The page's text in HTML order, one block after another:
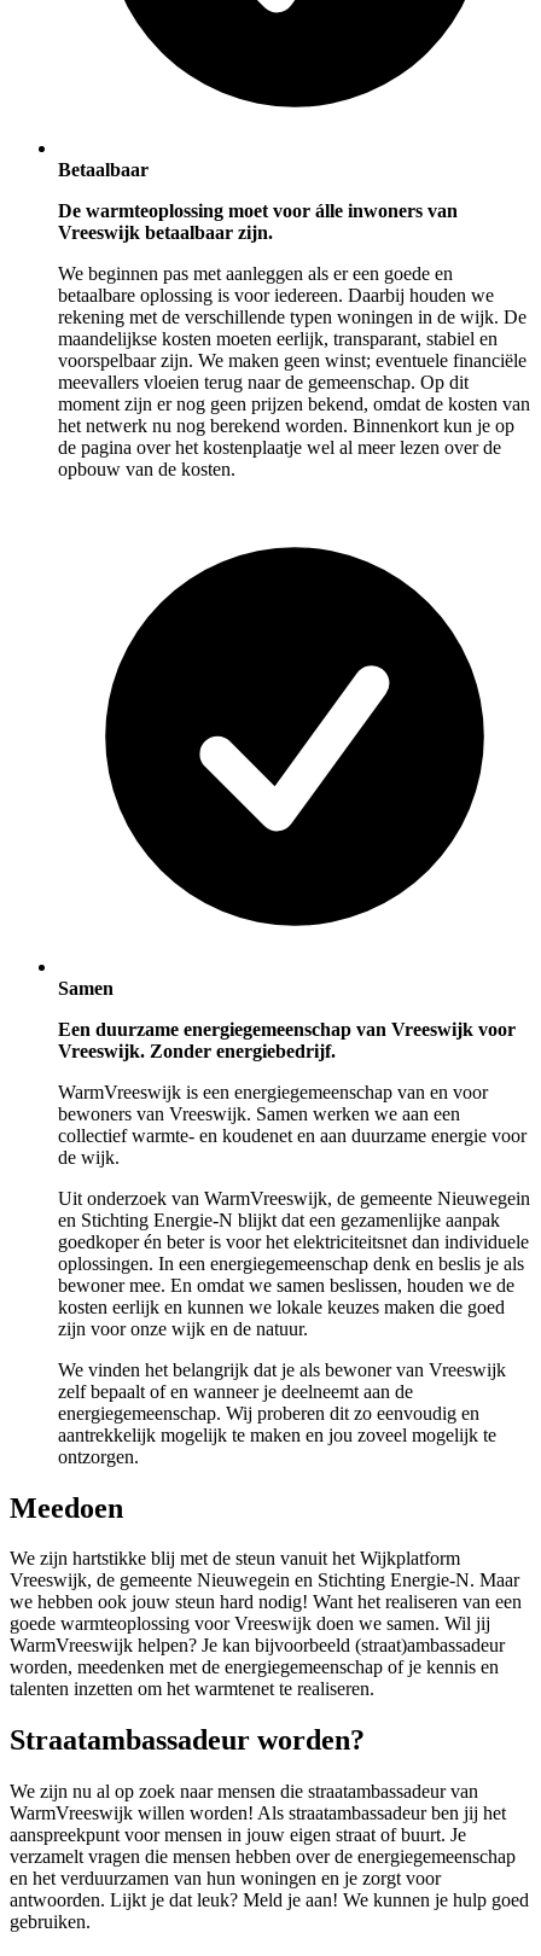
Betaalbaar
De warmteoplossing moet voor álle inwoners van
Vreeswijk betaalbaar zijn.
We beginnen pas met aanleggen als er een goede en
betaalbare oplossing is voor iedereen. Daarbij houden we
rekening met de verschillende typen woningen in de wijk. De
maandelijkse kosten moeten eerlijk, transparant, stabiel en
voorspelbaar zijn. We maken geen winst; eventuele financiële
meevallers vloeien terug naar de gemeenschap. Op dit
moment zijn er nog geen prijzen bekend, omdat de kosten van
het netwerk nu nog berekend worden. Binnenkort kun je op
de pagina over het kostenplaatje wel al meer lezen over de
opbouw van de kosten.
Samen
Een duurzame energiegemeenschap van Vreeswijk voor
Vreeswijk. Zonder energiebedrijf.
WarmVreeswijk is een energiegemeenschap van en voor
bewoners van Vreeswijk. Samen werken we aan een
collectief warmte- en koudenet en aan duurzame energie voor
de wijk.
Uit onderzoek van WarmVreeswijk, de gemeente Nieuwegein
en Stichting Energie-N blijkt dat een gezamenlijke aanpak
goedkoper én beter is voor het elektriciteitsnet dan individuele
oplossingen. In een energiegemeenschap denk en beslis je als
bewoner mee. En omdat we samen beslissen, houden we de
kosten eerlijk en kunnen we lokale keuzes maken die goed
zijn voor onze wijk en de natuur.
We vinden het belangrijk dat je als bewoner van Vreeswijk
zelf bepaalt of en wanneer je deelneemt aan de
energiegemeenschap. Wij proberen dit zo eenvoudig en
aantrekkelijk mogelijk te maken en jou zoveel mogelijk te
ontzorgen.
Meedoen
We zijn hartstikke blij met de steun vanuit het Wijkplatform
Vreeswijk, de gemeente Nieuwegein en Stichting Energie-N. Maar
we hebben ook jouw steun hard nodig! Want het realiseren van een
goede warmteoplossing voor Vreeswijk doen we samen. Wil jij
WarmVreeswijk helpen? Je kan bijvoorbeeld (straat)ambassadeur
worden, meedenken met de energiegemeenschap of je kennis en
talenten inzetten om het warmtenet te realiseren.
Straatambassadeur worden?
We zijn nu al op zoek naar mensen die straatambassadeur van
WarmVreeswijk willen worden! Als straatambassadeur ben jij het
aanspreekpunt voor mensen in jouw eigen straat of buurt. Je
verzamelt vragen die mensen hebben over de energiegemeenschap
en het verduurzamen van hun woningen en je zorgt voor
antwoorden. Lijkt je dat leuk? Meld je aan! We kunnen je hulp goed
gebruiken.